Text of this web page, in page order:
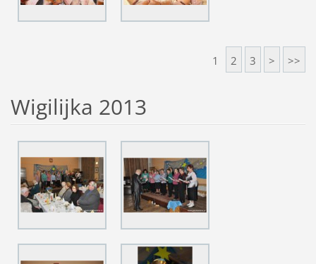
1 2 3 > >>
Wigilijka 2013